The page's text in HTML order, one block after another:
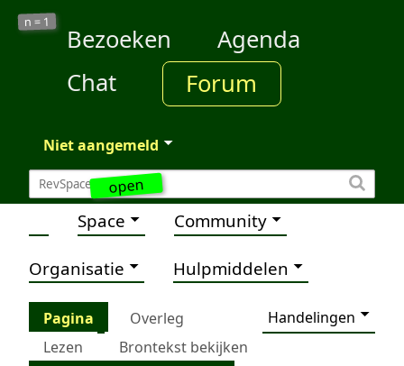
open
n = 1
Bezoeken
Agenda
Chat
Forum
Niet aangemeld
Space Community
Organisatie Hulpmiddelen
Pagina Overleg
Handelingen
Lezen
Brontekst bekijken